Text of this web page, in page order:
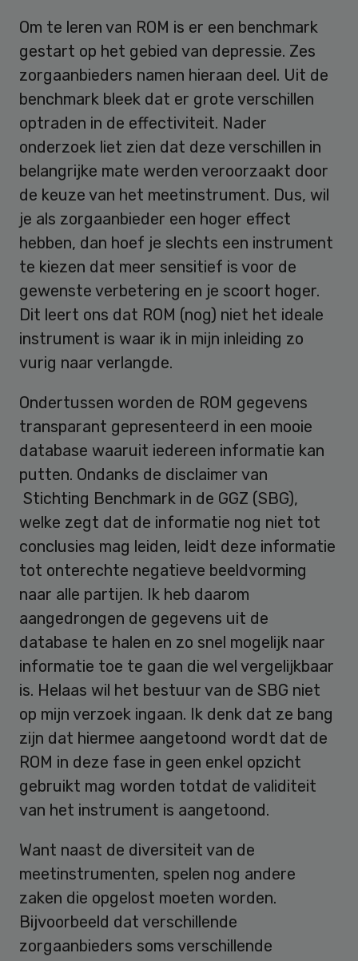
Om te leren van ROM is er een benchmark
gestart op het gebied van depressie. Zes
zorgaanbieders namen hieraan deel. Uit de
benchmark bleek dat er grote verschillen
optraden in de effectiviteit. Nader
onderzoek liet zien dat deze verschillen in
belangrijke mate werden veroorzaakt door
de keuze van het meetinstrument. Dus, wil
je als zorgaanbieder een hoger effect
hebben, dan hoef je slechts een instrument
te kiezen dat meer sensitief is voor de
gewenste verbetering en je scoort hoger.
Dit leert ons dat ROM (nog) niet het ideale
instrument is waar ik in mijn inleiding zo
vurig naar verlangde.
Ondertussen worden de ROM gegevens
transparant gepresenteerd in een mooie
database waaruit iedereen informatie kan
putten. Ondanks de disclaimer van
Stichting Benchmark in de GGZ (SBG),
welke zegt dat de informatie nog niet tot
conclusies mag leiden, leidt deze informatie
tot onterechte negatieve beeldvorming
naar alle partijen. Ik heb daarom
aangedrongen de gegevens uit de
database te halen en zo snel mogelijk naar
informatie toe te gaan die wel vergelijkbaar
is. Helaas wil het bestuur van de SBG niet
op mijn verzoek ingaan. Ik denk dat ze bang
zijn dat hiermee aangetoond wordt dat de
ROM in deze fase in geen enkel opzicht
gebruikt mag worden totdat de validiteit
van het instrument is aangetoond.
Want naast de diversiteit van de
meetinstrumenten, spelen nog andere
zaken die opgelost moeten worden.
Bijvoorbeeld dat verschillende
zorgaanbieders soms verschillende